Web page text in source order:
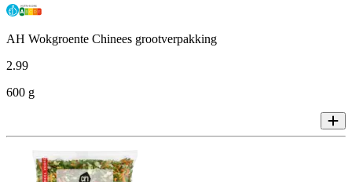
AH Wokgroente Chinees grootverpakking
2.99
600 g